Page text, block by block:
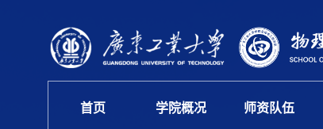
首页 学院概况 师资队伍